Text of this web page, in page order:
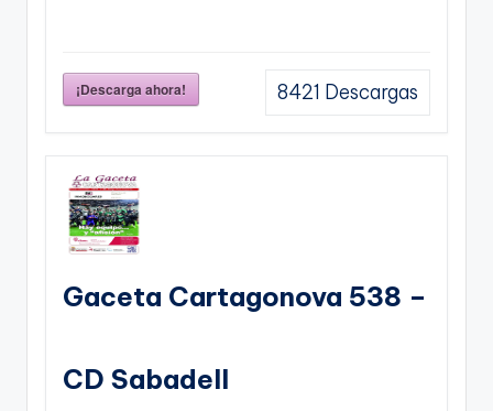
¡Descarga ahora! 8421 Descargas
Gaceta Cartagonova 538 –
CD Sabadell